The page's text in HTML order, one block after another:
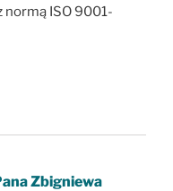
normą ISO 9001-
Zbigniewa